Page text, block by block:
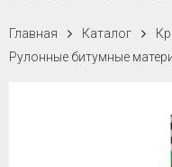
Главная Каталог
Рулонные битумные